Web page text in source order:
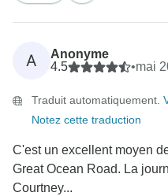
A
Anonyme
4.5
•mai
Traduit automatiquement.
Notez cette traduction
C'est un excellent moyen
Great Ocean Road. La
Courtney...